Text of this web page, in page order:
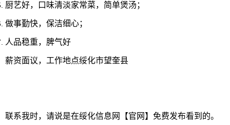
厨艺好，口味清淡家常菜，简单煲汤；
做事勤快，保洁细心；
人品稳重，脾气好
薪资面议，工作地点绥化市望奎县
联系我时，请说是在绥化信息网【官网】免费发布看到的。